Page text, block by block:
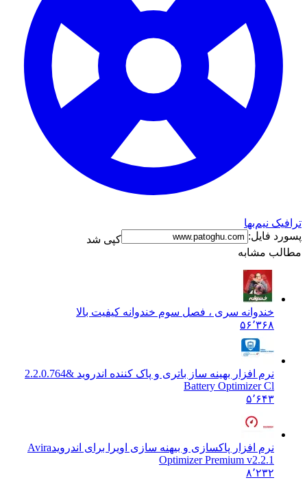
ترافیک نیم‌بها
پسورد فایل:
کپی شد
مطالب مشابه
خندوانه سری ، فصل سوم خندوانه کیفیت بالا
۵۶٬۳۶۸
نرم افزار بهینه ساز باتری و پاک کننده اندروید &2.2.0.764
Battery Optimizer Cl
۵٬۶۴۳
نرم افزار پاکسازی و بیهنه سازی اویرا برای اندرویدAvira
Optimizer Premium v2.2.1
۸٬۲۳۲